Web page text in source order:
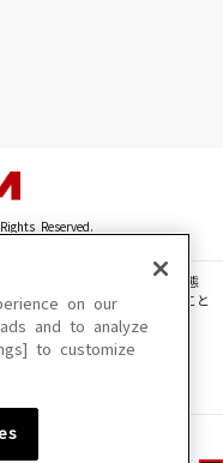
Reserved.
・動画・音声等を、手段や形態
、転載、ファイル化などすること
い場合があります。
場合があります。
on our
and to analyze
to customize